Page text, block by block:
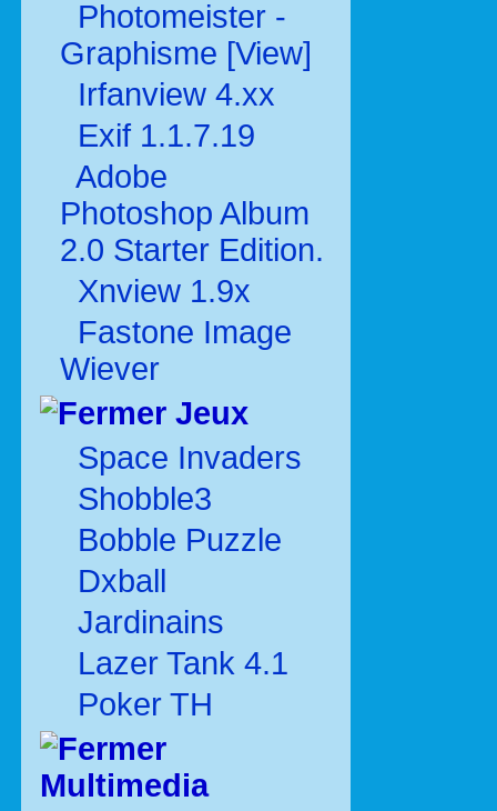
Photomeister -
Graphisme [View]
Irfanview 4.xx
Exif 1.1.7.19
Adobe
Photoshop Album
2.0 Starter Edition.
Xnview 1.9x
Fastone Image
Wiever
Jeux
Space Invaders
Shobble3
Bobble Puzzle
Dxball
Jardinains
Lazer Tank 4.1
Poker TH
Multimedia